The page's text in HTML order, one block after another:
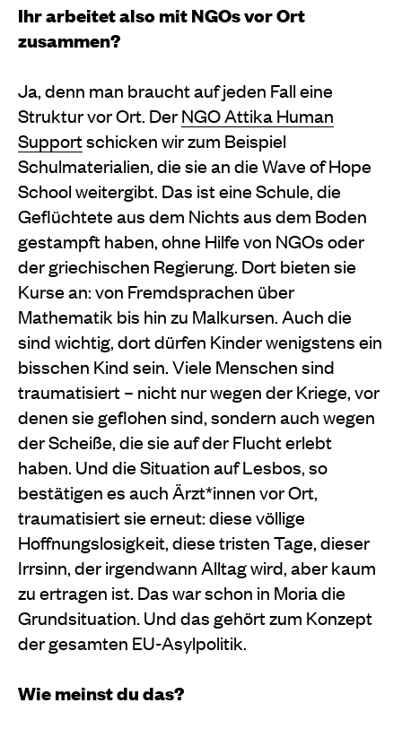
Ihr arbeitet also mit NGOs vor Ort
zusammen?
Ja, denn man braucht auf jeden Fall eine
Struktur vor Ort. DerNGO Attika Human
Supportschicken wir zum Beispiel
Schulmaterialien, die sie an die Wave of Hope
School weitergibt. Das ist eine Schule, die
Geflüchtete aus dem Nichts aus dem Boden
gestampft haben, ohne Hilfe von NGOs oder
der griechischen Regierung. Dort bieten sie
Kurse an: von Fremdsprachen über
Mathematik bis hin zu Malkursen. Auch die
sind wichtig, dort dürfen Kinder wenigstens ein
bisschen Kind sein. Viele Menschen sind
traumatisiert – nicht nur wegen der Kriege, vor
denen sie geflohen sind, sondern auch wegen
der Scheiße, die sie auf der Flucht erlebt
haben. Und die Situation auf Lesbos, so
bestätigen es auch Ärzt*innen vor Ort,
traumatisiert sie erneut: diese völlige
Hoffnungslosigkeit, diese tristen Tage, dieser
Irrsinn, der irgendwann Alltag wird, aber kaum
zu ertragen ist. Das war schon in Moria die
Grundsituation. Und das gehört zum Konzept
der gesamten EU-Asylpolitik.
Wie meinst du das?